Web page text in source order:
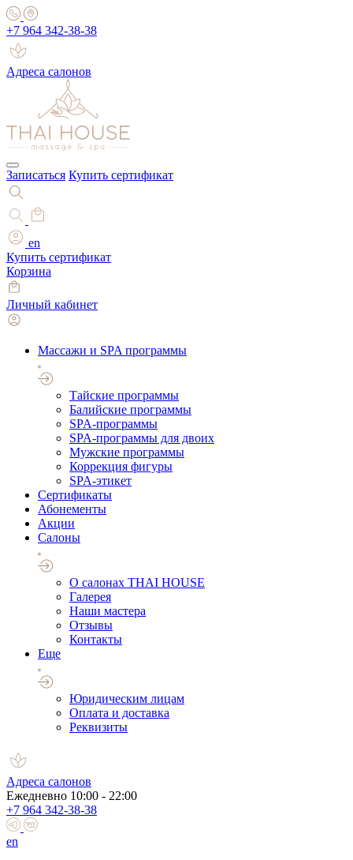
+7 964 342-38-38
Адреса салонов
Записаться Купить сертификат
en
Купить сертификат
Корзина
Личный кабинет
Массажи и SPA программы
Тайские программы
Балийские программы
SPA-программы
SPA-программы для двоих
Мужские программы
Коррекция фигуры
SPA-этикет
Cертификаты
Абонементы
Акции
Салоны
О салонах THAI HOUSE
Галерея
Наши мастера
Отзывы
Контакты
Еще
Юридическим лицам
Оплата и доставка
Реквизиты
Адреса салонов
Ежедневно 10:00 - 22:00
+7 964 342-38-38
en